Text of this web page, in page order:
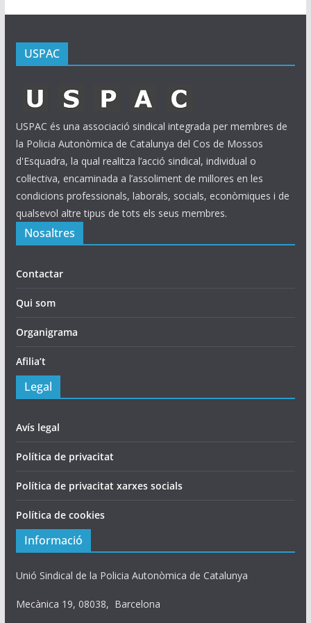
USPAC
USPAC és una associació sindical integrada per membres de
la Policia Autonòmica de Catalunya del Cos de Mossos
d'Esquadra, la qual realitza l’acció sindical, individual o
col·lectiva, encaminada a l’assoliment de millores en les
condicions professionals, laborals, socials, econòmiques i de
qualsevol altre tipus de tots els seus membres.
Nosaltres
Contactar
Qui som
Organigrama
Afilia’t
Legal
Avís legal
Política de privacitat
Política de privacitat xarxes socials
Política de cookies
Informació
Unió Sindical de la Policia Autonòmica de Catalunya
Mecànica 19, 08038, Barcelona